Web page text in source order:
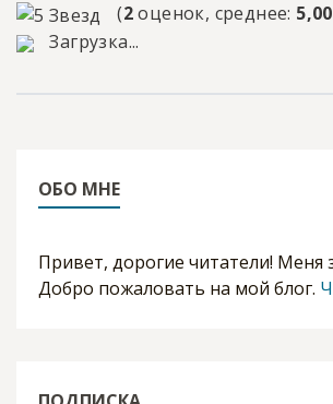
(2оценок, среднее: 5,00
Загрузка...
ОБО МНЕ
Привет, дорогие читатели! Меня
Добро пожаловать на мой блог.